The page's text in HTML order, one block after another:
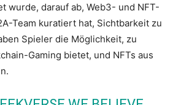
wurde, darauf ab, Web3- und NFT-
Team kuratiert hat, Sichtbarkeit zu
Spieler die Möglichkeit, zu
Gaming bietet, und NFTs aus